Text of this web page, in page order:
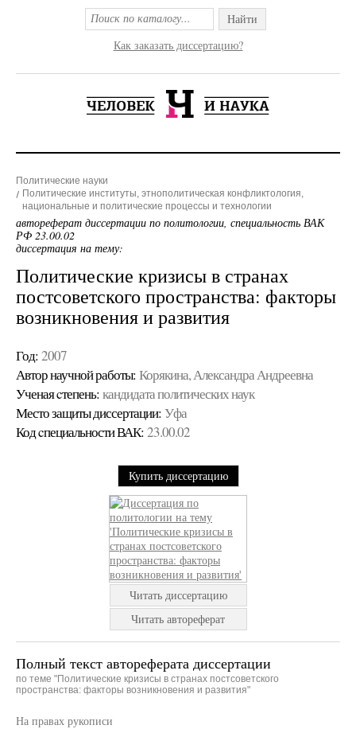
Найти
Как заказать диссертацию?
Политические науки
Политические институты, этнополитическая конфликтология,
национальные и политические процессы и технологии
автореферат диссертации по политологии, специальность ВАК
РФ 23.00.02
диссертация на тему:
Политические кризисы в странах
постсоветского пространства: факторы
возникновения и развития
Год: 2007
Автор научной работы: Корякина, Александра Андреевна
Ученая cтепень: кандидата политических наук
Место защиты диссертации: Уфа
Код cпециальности ВАК: 23.00.02
Купить диссертацию
Читать диссертацию
Читать автореферат
Полный текст автореферата диссертации
по теме "Политические кризисы в странах постсоветского
пространства: факторы возникновения и развития"
На правах рукописи